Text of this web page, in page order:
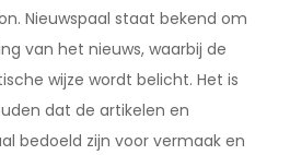
Nieuwspaal staat bekend om
van het nieuws, waarbij de
wijze wordt belicht. Het is
dat de artikelen en
bedoeld zijn voor vermaak en